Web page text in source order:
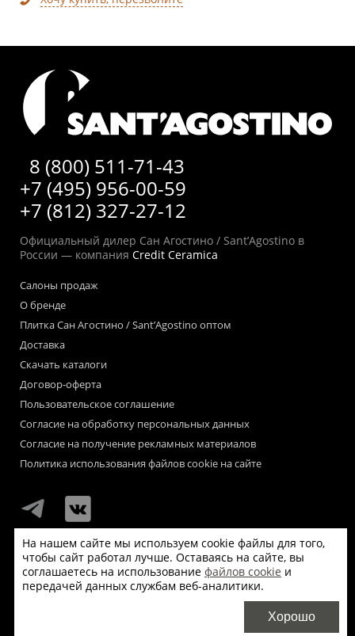
8 (800) 511-71-43
+7 (495) 956-00-59
+7 (812) 327-27-12
Официальный дилер Сан Агостино / Sant’Agostino в
России — компания Credit Ceramica
Салоны продаж
О бренде
Плитка Сан Агостино / Sant’Agostino оптом
Доставка
Скачать каталоги
Договор-оферта
Пользовательское соглашение
Согласие на обработку персональных данных
Согласие на получение рекламных материалов
Политика использования файлов cookie на сайте
Мы используем файлы «cookie» для функционирования сайта.
Если Вас это не устраивает, пожалуйста, покиньте сайт.
На нашем сайте мы используем cookie файлы для того,
чтобы сайт работал лучше. Оставаясь на сайте, вы
соглашаетесь на использование файлов cookie и
передачей данных службам веб-аналитики.
Хорошо